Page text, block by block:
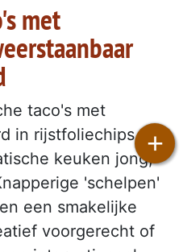
met
taco's met
in rijstfoliechips zijn
keuken jong,
'schelpen'
een smakelijke
voorgerecht of
+